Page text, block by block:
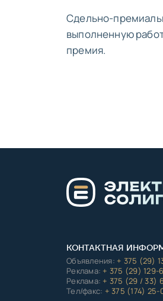
Сдельно-
выполненную
премия.
КОНТАКТНАЯ
Объявления:+ 375 (29)
Реклама:+ 375 (29) 129-
Реклама:+ 375 (29 / 33)
Тел/факс: + 375 (174) 25-